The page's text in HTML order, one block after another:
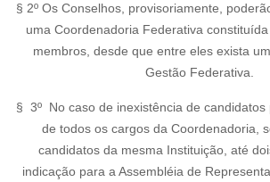
§ 2º Os Conselhos, provisoriamente,
uma Coordenadoria Federativa
membros, desde que entre eles exista
Gestão Federativa.
§ 3º No caso de inexistência de
de todos os cargos da Coordenadoria,
candidatos da mesma Instituição, até
indicação para a Assembléia de